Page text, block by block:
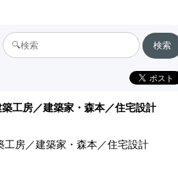
工房／建築家・森本／住宅設計
工房／建築家・森本／住宅設計